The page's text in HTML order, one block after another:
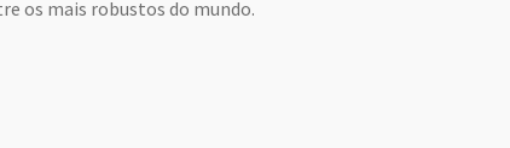
os mais robustos do mundo.